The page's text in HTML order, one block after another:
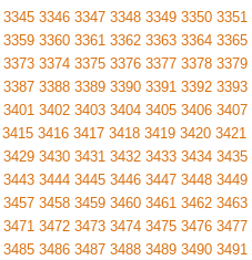
3345 3346 3347 3348 3349 3350 3351
3359 3360 3361 3362 3363 3364 3365
3373 3374 3375 3376 3377 3378 3379
3387 3388 3389 3390 3391 3392 3393
3401 3402 3403 3404 3405 3406 3407
3415 3416 3417 3418 3419 3420 3421
3429 3430 3431 3432 3433 3434 3435
3443 3444 3445 3446 3447 3448 3449
3457 3458 3459 3460 3461 3462 3463
3471 3472 3473 3474 3475 3476 3477
3485 3486 3487 3488 3489 3490 3491